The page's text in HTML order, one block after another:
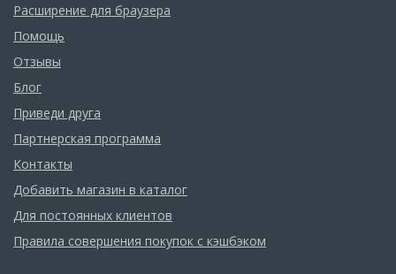
Расширение для браузера
Помощь
Отзывы
Блог
Приведи друга
Партнерская программа
Контакты
Добавить магазин в каталог
Для постоянных клиентов
Правила совершения покупок с кэшбэком